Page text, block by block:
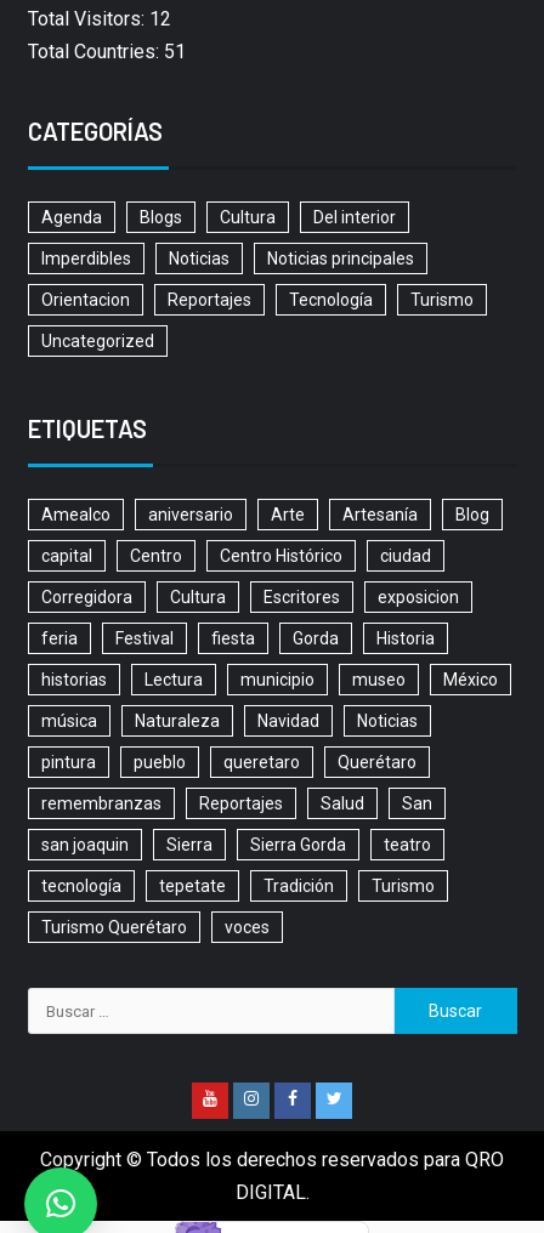
Total Visitors: 12
Total Countries: 51
CATEGORÍAS
Agenda Blogs Cultura Del interior
Imperdibles Noticias Noticias principales
Orientacion Reportajes Tecnología Turismo
Uncategorized
ETIQUETAS
Amealco aniversario Arte Artesanía Blog
capital Centro Centro Histórico ciudad
Corregidora Cultura Escritores exposicion
feria Festival fiesta Gorda Historia
historias Lectura municipio museo México
música Naturaleza Navidad Noticias
pintura pueblo queretaro Querétaro
remembranzas Reportajes Salud San
san joaquin Sierra Sierra Gorda teatro
tecnología tepetate Tradición Turismo
Turismo Querétaro voces
Copyright © Todos los derechos reservados para QRO
DIGITAL.